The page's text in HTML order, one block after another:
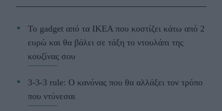
Το gadget από τα IKEA που κοστίζει κάτω από 2
ευρώ και θα βάλει σε τάξη το ντουλάπι της
κουζίνας σου
3-3-3 rule: Ο κανόνας που θα αλλάξει τον τρόπο
που ντύνεσαι